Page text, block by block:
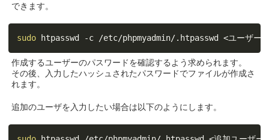
できます。
sudo htpasswd -c /etc/phpmyadmin/.htpasswd <ユーザー
作成するユーザーのパスワードを確認するよう求められます。
その後、入力したハッシュされたパスワードでファイルが作成さ
れます。
追加のユーザを入力したい場合は以下のようにします。